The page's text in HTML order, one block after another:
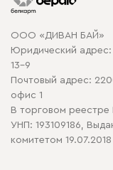
Карта сайта
Политика
Политика в
ООО «ДИВАН БАЙ»
Юридический адрес:
13-9
Почтовый адрес:
офис 1
В торговом реестре
УНП: 193109186,
комитетом 19.07.2018